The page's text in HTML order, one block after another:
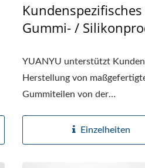
Kundenspezifisches
Gummi- /
YUANYU unterstützt
Herstellung von
Gummiteilen von der
Einzelheiten
Smartwatch-